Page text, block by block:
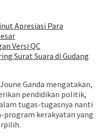
Apresiasi Para
Versi QC
Surat Suara di Gudang
Ganda mengatakan,
pendidikan politik,
tugas-tugasnya nanti
kerakyatan yang